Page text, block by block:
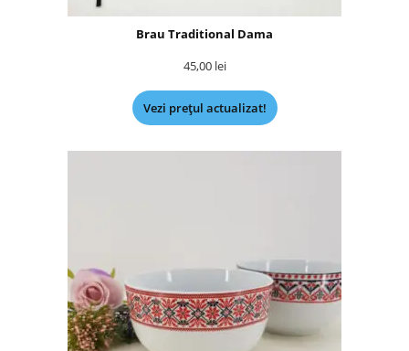
Brau Traditional Dama
45,00 lei
Vezi prețul actualizat!